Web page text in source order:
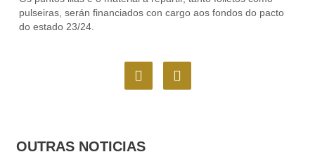
pulseiras, serán financiados con cargo aos fondos do pacto
do estado 23/24.
F
a
o
o
I
n
OUTRAS NOTICIAS